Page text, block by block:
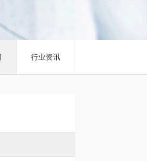
行业资讯